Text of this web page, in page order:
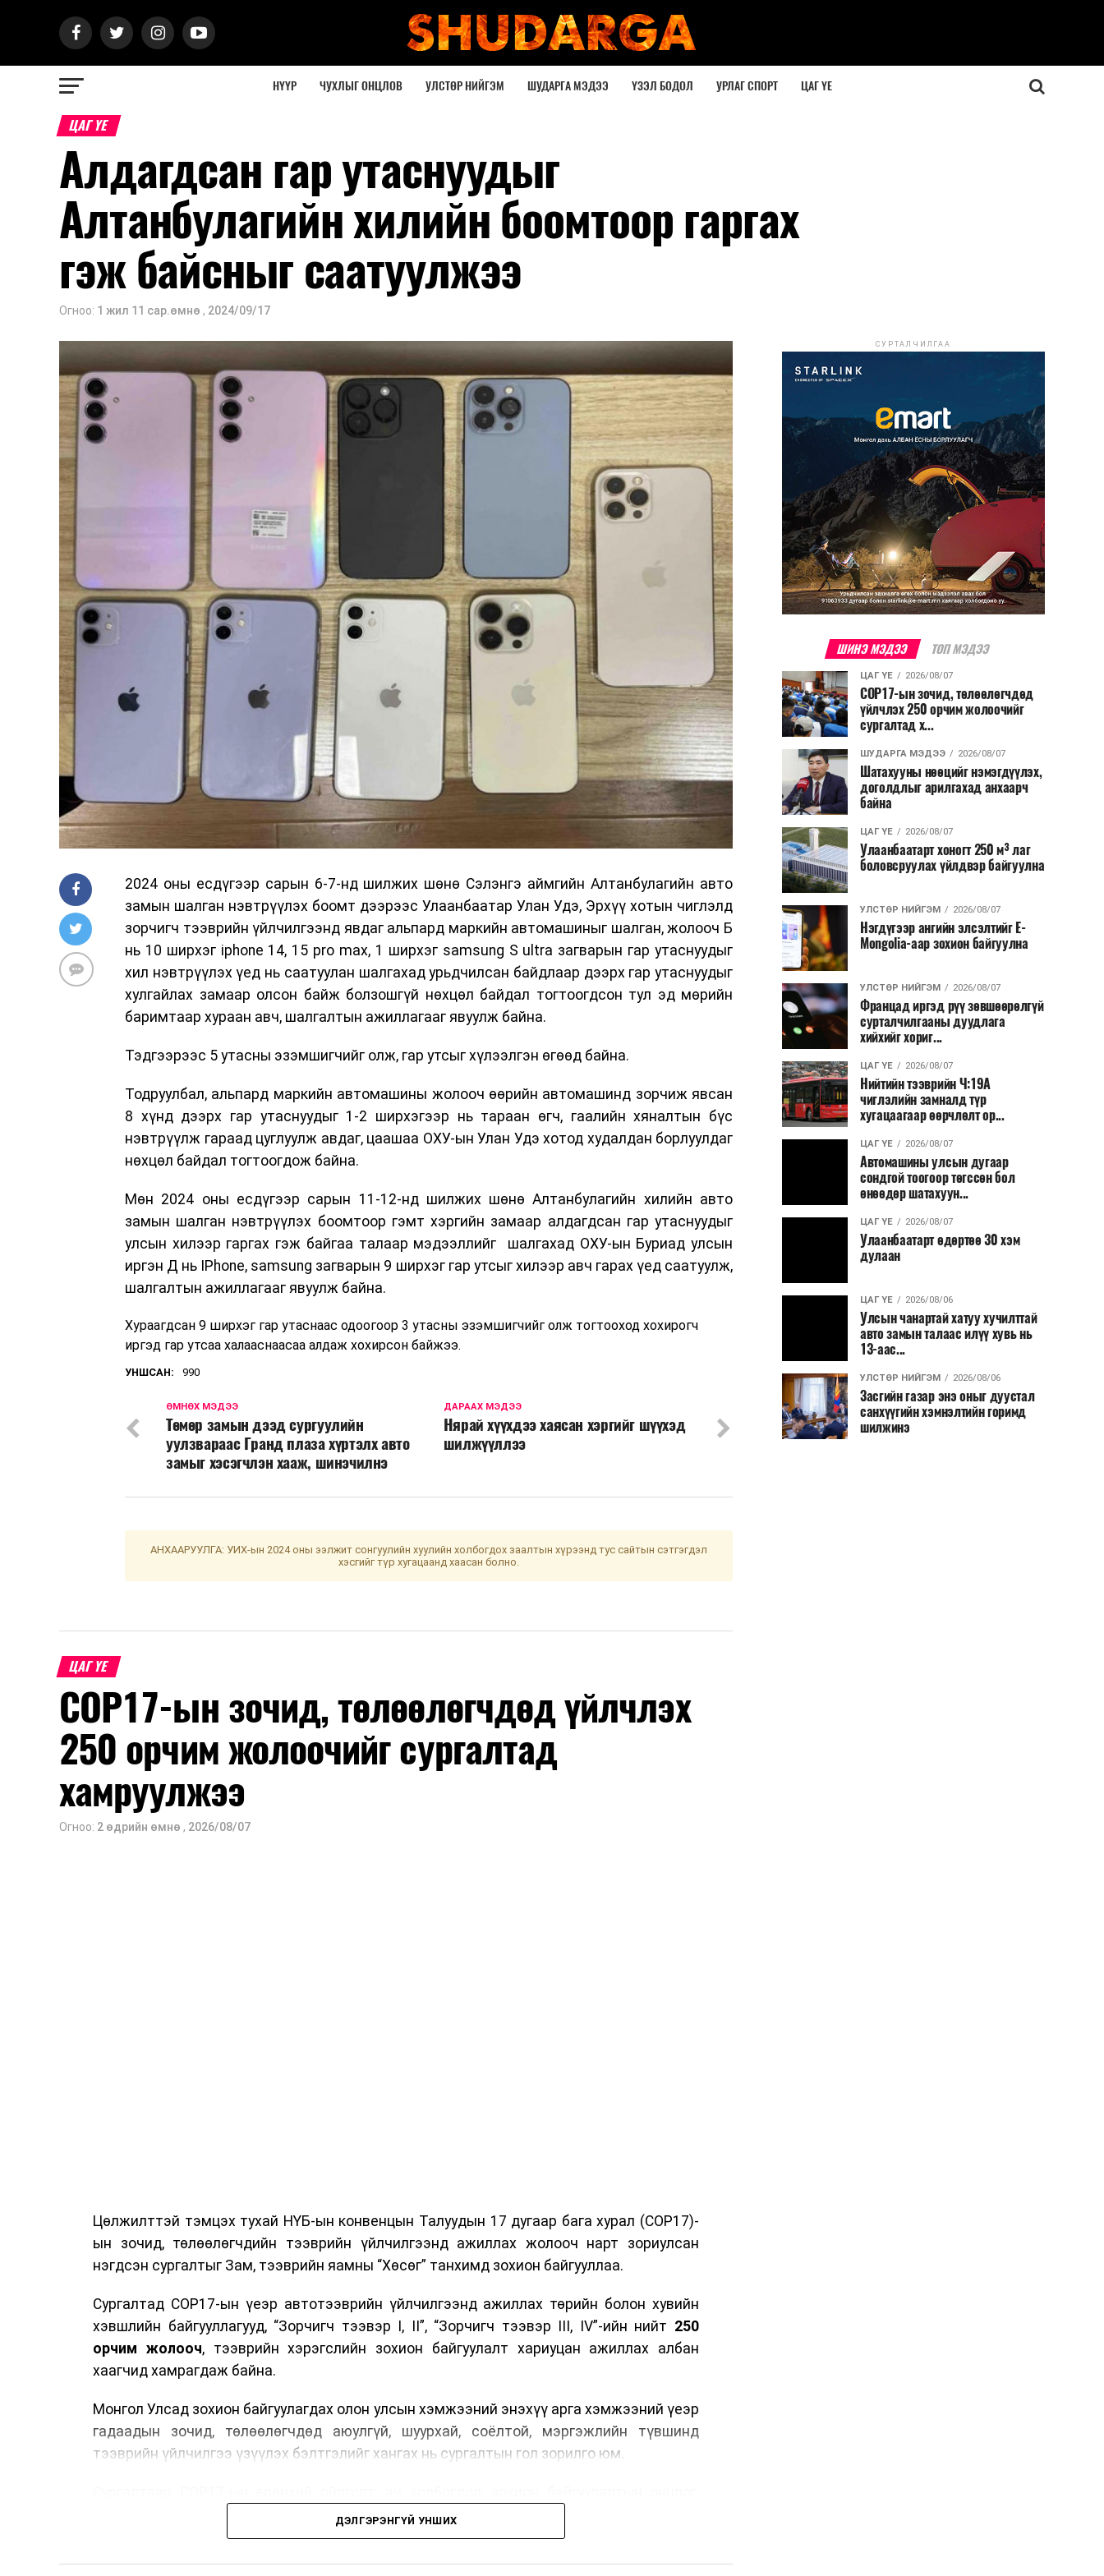
НҮҮР ЧУХЛЫГ ОНЦЛОВ УЛСТӨР НИЙГЭМ ШУДАРГА МЭДЭЭ ҮЗЭЛ БОДОЛ УРЛАГ СПОРТ ЦАГ ҮЕ
ЦАГ ҮЕ
Алдагдсан гар утаснуудыг
Алтанбулагийн хилийн боомтоор гаргах
гэж байсныг саатуулжээ
Огноо: 1 жил 11 сар.өмнө , 2024/09/17
2024 оны есдүгээр сарын 6-7-нд шилжих шөнө Сэлэнгэ аймгийн Алтанбулагийн авто
замын шалган нэвтрүүлэх боомт дээрээс Улаанбаатар Улан Удэ, Эрхүү хотын чиглэлд
зорчигч тээврийн үйлчилгээнд явдаг альпард маркийн автомашиныг шалган, жолооч Б
нь 10 ширхэг iphone 14, 15 pro max, 1 ширхэг samsung S ultra загварын гар утаснуудыг
хил нэвтрүүлэх үед нь саатуулан шалгахад урьдчилсан байдлаар дээрх гар утаснуудыг
хулгайлах замаар олсон байж болзошгүй нөхцөл байдал тогтоогдсон тул эд мөрийн
баримтаар хураан авч, шалгалтын ажиллагааг явуулж байна.
Тэдгээрээс 5 утасны эзэмшигчийг олж, гар утсыг хүлээлгэн өгөөд байна.
Тодруулбал, альпард маркийн автомашины жолооч өөрийн автомашинд зорчиж явсан
8 хүнд дээрх гар утаснуудыг 1-2 ширхэгээр нь тараан өгч, гаалийн хяналтын бүс
нэвтрүүлж гараад цуглуулж авдаг, цаашаа ОХУ-ын Улан Удэ хотод худалдан борлуулдаг
нөхцөл байдал тогтоогдож байна.
Мөн 2024 оны есдүгээр сарын 11-12-нд шилжих шөнө Алтанбулагийн хилийн авто
замын шалган нэвтрүүлэх боомтоор гэмт хэргийн замаар алдагдсан гар утаснуудыг
улсын хилээр гаргах гэж байгаа талаар мэдээллийг шалгахад ОХУ-ын Буриад улсын
иргэн Д нь IPhone, samsung загварын 9 ширхэг гар утсыг хилээр авч гарах үед саатуулж,
шалгалтын ажиллагааг явуулж байна.
Хураагдсан 9 ширхэг гар утаснаас одоогоор 3 утасны эзэмшигчийг олж тогтооход хохирогч
иргэд гар утсаа халааснаасаа алдаж хохирсон байжээ.
УНШСАН: 990
ДАРААХ МЭДЭЭ
Нярай хүүхдээ хаясан хэргийг шүүхэд
шилжүүллээ
ӨМНӨХ МЭДЭЭ
Төмөр замын дээд сургуулийн
уулзвараас Гранд плаза хүртэлх авто
замыг хэсэгчлэн хааж, шинэчилнэ
АНХААРУУЛГА: УИХ-ын 2024 оны ээлжит сонгуулийн хуулийн холбогдох заалтын хүрээнд тус сайтын сэтгэгдэл
хэсгийг түр хугацаанд хаасан болно.
ЦАГ ҮЕ
COP17-ын зочид, төлөөлөгчдөд үйлчлэх
250 орчим жолоочийг сургалтад
хамруулжээ
Огноо: 2 өдрийн өмнө , 2026/08/07
Цөлжилттэй тэмцэх тухай НҮБ-ын конвенцын Талуудын 17 дугаар бага хурал (COP17)-
ын зочид, төлөөлөгчдийн тээврийн үйлчилгээнд ажиллах жолооч нарт зориулсан
нэгдсэн сургалтыг Зам, тээврийн яамны “Хөсөг” танхимд зохион байгууллаа.
Сургалтад COP17-ын үеэр автотээврийн үйлчилгээнд ажиллах төрийн болон хувийн
хэвшлийн байгууллагууд, “Зорчигч тээвэр I, II”, “Зорчигч тээвэр III, IV”-ийн нийт 250
орчим жолооч, тээврийн хэрэгслийн зохион байгуулалт хариуцан ажиллах албан
хаагчид хамрагдаж байна.
Монгол Улсад зохион байгуулагдах олон улсын хэмжээний энэхүү арга хэмжээний үеэр
гадаадын зочид, төлөөлөгчдөд аюулгүй, шуурхай, соёлтой, мэргэжлийн түвшинд
тээврийн үйлчилгээ үзүүлэх бэлтгэлийг хангах нь сургалтын гол зорилго юм.
зочид, төлөөлөгчдийн ангилал, үйлчилгээний стандарт, жолооч нарын үүрэг
хариуцлага, сахилга бат, үйлчилгээний соёл, ёс зүй, мэргэжлийн харилцааны талаар
ДЭЛГЭРЭНГҮЙ УНШИХ
СУРТАЛЧИЛГАА
ШИНЭ МЭДЭЭ ТОП МЭДЭЭ
ЦАГ ҮЕ 2026/08/07
COP17-ын зочид, төлөөлөгчдөд
үйлчлэх 250 орчим жолоочийг
сургалтад х...
ШУДАРГА МЭДЭЭ 2026/08/07
Шатахууны нөөцийг нэмэгдүүлэх,
доголдлыг арилгахад анхаарч
байна
ЦАГ ҮЕ 2026/08/07
Улаанбаатарт хоногт 250 м³ лаг
боловсруулах үйлдвэр байгуулна
УЛСТӨР НИЙГЭМ 2026/08/07
Нэгдүгээр ангийн элсэлтийг E-
Mongolia-аар зохион байгуулна
УЛСТӨР НИЙГЭМ 2026/08/07
Францад иргэд рүү зөвшөөрөлгүй
сурталчилгааны дуудлага
хийхийг хориг...
ЦАГ ҮЕ 2026/08/07
Нийтийн тээврийн Ч:19А
чиглэлийн замналд түр
хугацаагаар өөрчлөлт ор...
ЦАГ ҮЕ 2026/08/07
Автомашины улсын дугаар
сондгой тоогоор төгссөн бол
өнөөдөр шатахуун...
ЦАГ ҮЕ 2026/08/07
Улаанбаатарт өдөртөө 30 хэм
дулаан
ЦАГ ҮЕ 2026/08/06
Улсын чанартай хатуу хучилттай
авто замын талаас илүү хувь нь
13-аас...
УЛСТӨР НИЙГЭМ 2026/08/06
Засгийн газар энэ оныг дуустал
санхүүгийн хэмнэлтийн горимд
шилжинэ